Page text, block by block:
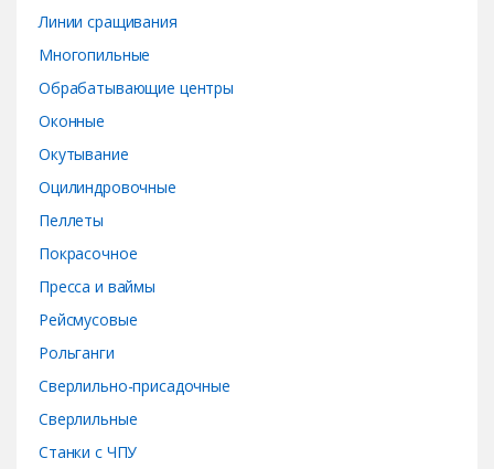
Линии сращивания
Многопильные
Обрабатывающие центры
Оконные
Окутывание
Оцилиндровочные
Пеллеты
Покрасочное
Пресса и ваймы
Рейсмусовые
Рольганги
Сверлильно-присадочные
Сверлильные
Станки с ЧПУ